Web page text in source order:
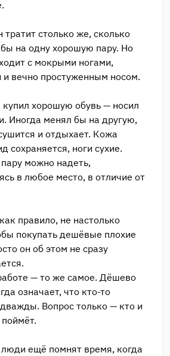
тратит столько же, сколько
бы на одну хорошую пару. Но
с мокрыми ногами,
и вечно простуженным носом.
хорошую обувь — носил
Иногда менял бы на другую,
и отдыхает. Кожа
сохраняется, ноги сухие.
можно надеть,
в любое место, в отличие от
правило, не настолько
покупать дешёвые плохие
он об этом не сразу
— то же самое. Дёшево
означает, что кто-то
Вопрос только — кто и
поймёт.
ещё помнят время, когда